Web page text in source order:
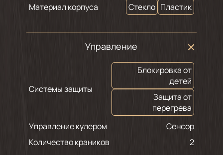
Материал корпуса Стекло Пластик
Управление
Системы защиты
Блокировка от
детей
Защита от
перегрева
Управление кулером
Сенсор
Количество краников
2